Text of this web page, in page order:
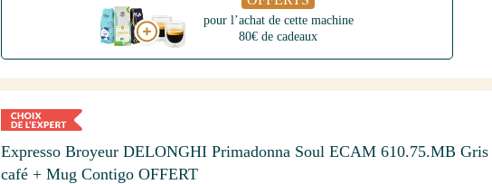
pour l’achat de cette machine
80€ de cadeaux
Expresso Broyeur DELONGHI Primadonna Soul ECAM 610.75.MB Gris
café + Mug Contigo OFFERT